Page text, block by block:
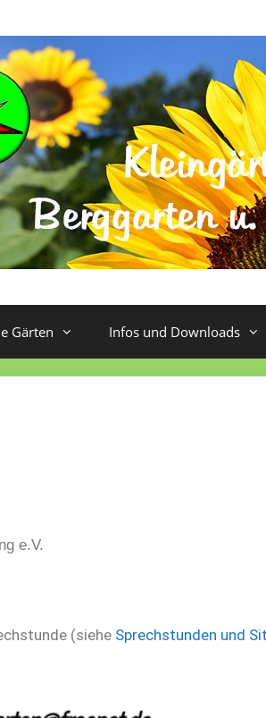
Gärten Infos und Downloads
e.V.
(siehe Sprechstunden und